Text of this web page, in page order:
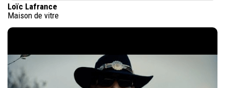
Loïc Lafrance
Maison de vitre